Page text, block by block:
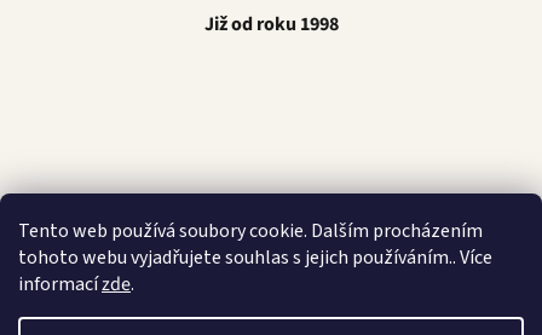
Tento web používá soubory cookie. Dalším procházením
tohoto webu vyjadřujete souhlas s jejich používáním.. Více
informacízde.
Již od roku 1998
Latino Café